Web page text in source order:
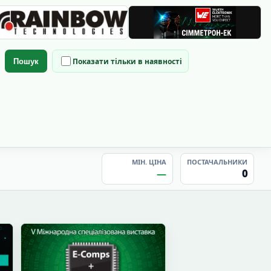
Пошук Показати тільки в наявності
МІН. ЦІНА
—
ПОСТАЧАЛЬНИКИ
0